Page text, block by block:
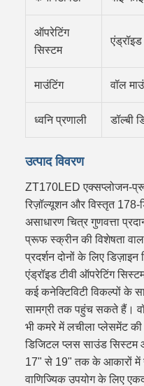
ऑपरेटिंग
सिस्टम
एंड्रॉइड
माउंटिंग वॉल
ध्वनि प्रणाली डॉल्बी
उत्पाद विवरण
ZT170LED एक्सप्लोजन-
रिज़ॉल्यूशन और विस्तृत
असाधारण चित्र गुणवत्ता
प्रूफ स्क्रीन की विशेषता
प्रदर्शन दोनों के लिए डिज़ाइन
एंड्रॉइड टीवी ऑपरेटिंग
कई कनेक्टिविटी विकल्पों के
सामग्री तक पहुंच सकते हैं।
भी कमरे में लचीला प्लेसमेंट की
डिजिटल प्लस साउंड
17" से 19" तक के आकारों में
वाणिज्यिक उपयोग के लिए